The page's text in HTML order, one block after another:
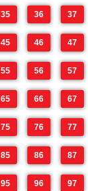
35 36 37
45 46 47
55 56 57
65 66 67
75 76 77
85 86 87
95 96 97